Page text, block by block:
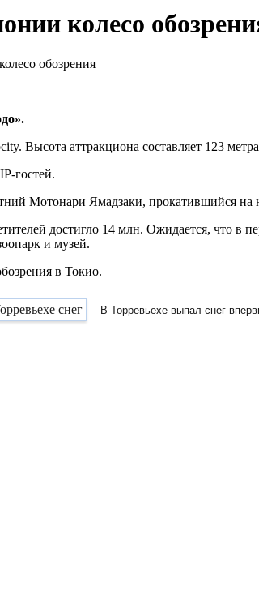
колесо
обозрения
Высота аттракциона составляет 123
гостей.
Мотонари Ямадзаки, прокатившийся на
достигло 14 млн. Ожидается, что
и музей.
в Токио.
В Торревьехе выпал снег